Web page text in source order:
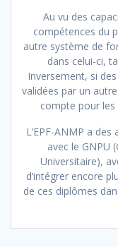
Au vu des
compétences du
autre système de
dans celui-ci,
Inversement, si
validées par un
compte pour les
L’EPF-ANMP a
avec le GNPU
Universitaire),
d’intégrer encore
de ces diplômes